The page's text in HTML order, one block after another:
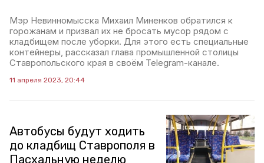
Мэр Невинномысска Михаил Миненков обратился к
горожанам и призвал их не бросать мусор рядом с
кладбищем после уборки. Для этого есть специальные
контейнеры, рассказал глава промышленной столицы
Ставропольского края в своём Telegram-канале.
11 апреля 2023, 20:44
Автобусы будут ходить
до кладбищ Ставрополя в
Пасхальную неделю